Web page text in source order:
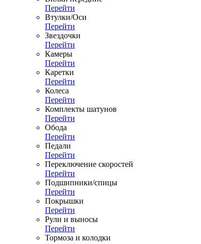
Перейти
Втулки/Оси
Перейти
Звездочки
Перейти
Камеры
Перейти
Каретки
Перейти
Колеса
Перейти
Комплекты шатунов
Перейти
Обода
Перейти
Педали
Перейти
Переключение скоростей
Перейти
Подшипники/спицы
Перейти
Покрышки
Перейти
Рули и выносы
Перейти
Тормоза и колодки